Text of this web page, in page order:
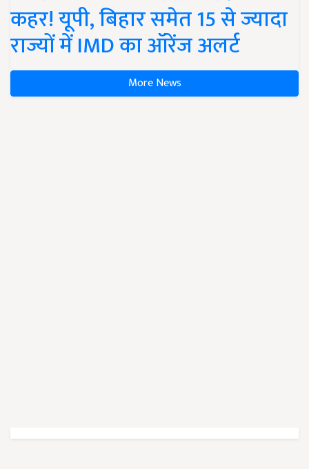
कहर! यूपी, बिहार समेत 15 से ज्यादा
राज्यों में IMD का ऑरेंज अलर्ट
More News